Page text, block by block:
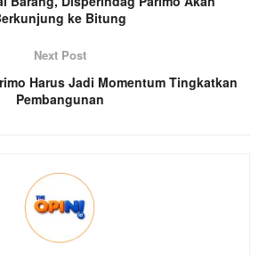
ke Bitung
Next Post
Harus Jadi Momentum Tingkatkan
Pembangunan